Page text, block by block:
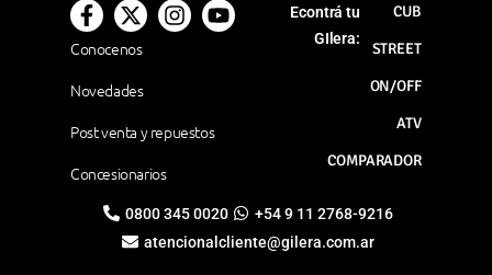
Conocenos
Novedades
Post venta y repuestos
Concesionarios
Econtrá tu
GIlera:
CUB
STREET
ON/OFF
ATV
COMPARADOR
0800 345 0020
+54 9 11 2768-9216
atencionalcliente@gilera.com.ar